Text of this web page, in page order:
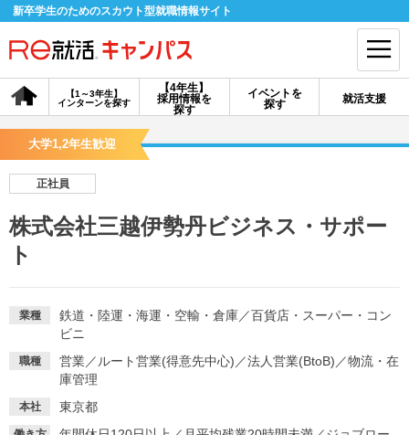
新卒学生のためのスカウト型就職情報サイト
【4年生】
採用情報を
探す
【1～3年生】
インターンを探す
イベントを
探す
就活支援
会員登録 ログイン
探す
イベントを探す
大学1,2年生歓迎
正社員
株式会社三越伊勢丹ビジネス・サポー
ト
業種 鉄道・陸運・海運・空輸・倉庫／百貨店・スーパー・コン
ビニ
職種 営業／ ルート営業(得意先中心) ／法人営業(BtoB) ／物流・在
庫管理
本社 東京都